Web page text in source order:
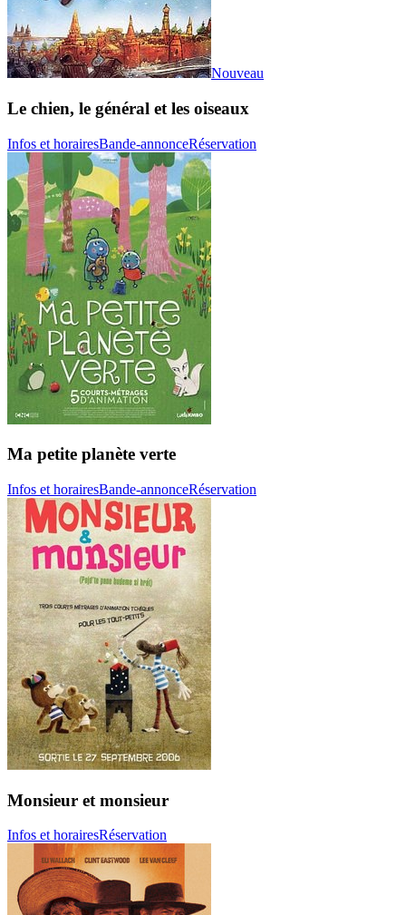
Nouveau
Le chien, le général et les oiseaux
Infos et horairesBande-annonceRéservation
Ma petite planète verte
Infos et horairesBande-annonceRéservation
Monsieur et monsieur
Infos et horairesRéservation